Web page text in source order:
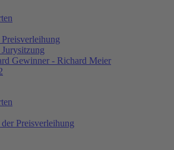
Gewinner - Richard Meier
Preisverleihung